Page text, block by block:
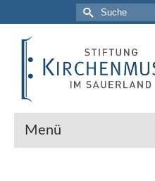
Suche
nach:
Menü